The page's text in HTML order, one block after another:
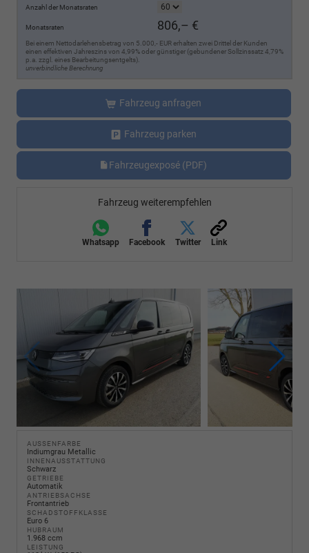
Anzahl der Monatsraten
Monatsraten 806,– €
Bei einem Nettodarlehensbetrag von 5.000,- EUR erhalten zwei Drittel der Kunden
einen effektiven Jahreszins von 4,99% oder günstiger (gebundener Sollzinssatz 4,79%
p.a. zzgl. eines Bearbeitungsentgelts).
unverbindliche Berechnung
Fahrzeug anfragen
Fahrzeug parken
Fahrzeugexposé (PDF)
Fahrzeug weiterempfehlen
Whatsapp Facebook Twitter Link
AUSSENFARBE
Indiumgrau Metallic
INNENAUSSTATTUNG
Schwarz
GETRIEBE
Automatik
ANTRIEBSACHSE
Frontantrieb
SCHADSTOFFKLASSE
Euro 6
HUBRAUM
1.968 ccm
LEISTUNG